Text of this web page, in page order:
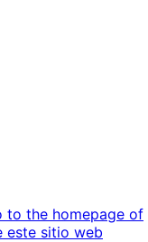
to the homepage of
este sitio web